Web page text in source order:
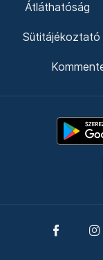
Átláthatóság
Sütitájékoztató